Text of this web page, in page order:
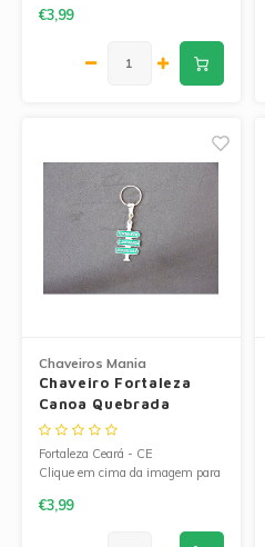
€3,99
Chaveiros Mania
Chaveiro Fortaleza
Canoa Quebrada
Fortaleza Ceará - CE
Clique em cima da imagem para
€3,99